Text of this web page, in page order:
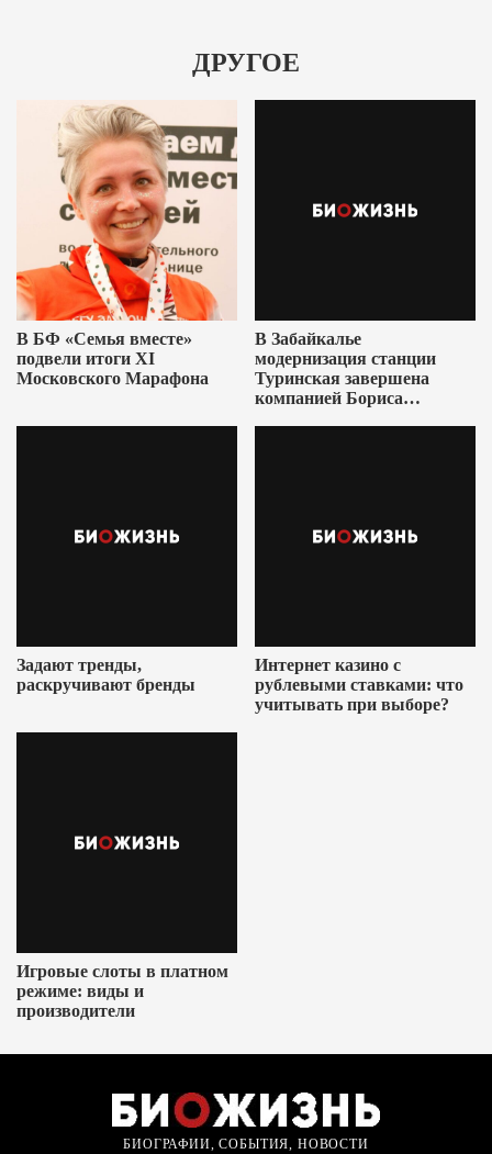
ДРУГОЕ
В БФ «Семья вместе»
подвели итоги XI
Московского Марафона
В Забайкалье
модернизация станции
Туринская завершена
компанией Бориса
Задают тренды,
раскручивают бренды
Интернет казино с
рублевыми ставками: что
учитывать при выборе?
Игровые слоты в платном
режиме: виды и
производители
БИОГРАФИИ, СОБЫТИЯ, НОВОСТИ